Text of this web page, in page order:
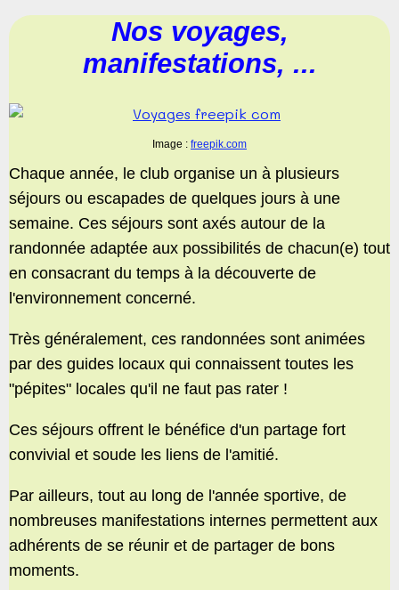
Nos voyages,
manifestations, ...
Image : freepik.com
Chaque année, le club organise un à plusieurs
séjours ou escapades de quelques jours à une
semaine. Ces séjours sont axés autour de la
randonnée adaptée aux possibilités de chacun(e) tout
en consacrant du temps à la découverte de
l'environnement concerné.
Très généralement, ces randonnées sont animées
par des guides locaux qui connaissent toutes les
"pépites" locales qu'il ne faut pas rater !
Ces séjours offrent le bénéfice d'un partage fort
convivial et soude les liens de l'amitié.
Par ailleurs, tout au long de l'année sportive, de
nombreuses manifestations internes permettent aux
adhérents de se réunir et de partager de bons
moments.